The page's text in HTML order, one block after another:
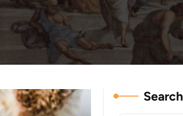
Search